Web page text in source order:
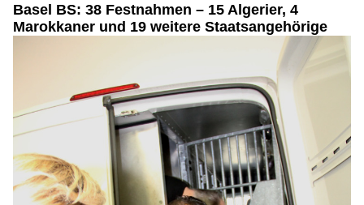
Basel BS: 38 Festnahmen – 15 Algerier, 4
Marokkaner und 19 weitere Staatsangehörige